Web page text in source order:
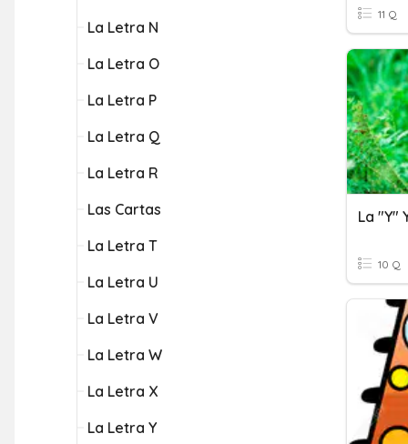
La Letra N
La Letra O
La Letra P
La Letra Q
La Letra R
Las Cartas
La Letra T
La Letra U
La Letra V
La Letra W
La Letra X
La Letra Y
11 Q
La "y"
10 Q